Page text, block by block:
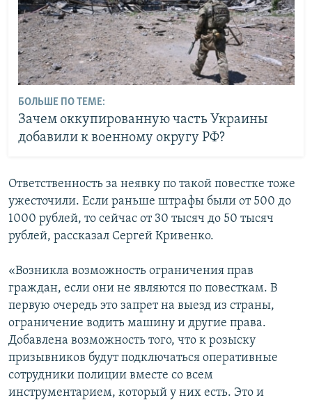
БОЛЬШЕ ПО ТЕМЕ:
Зачем оккупированную часть Украины
добавили к военному округу РФ?
Ответственность за неявку по такой повестке тоже
ужесточили. Если раньше штрафы были от 500 до
1000 рублей, то сейчас от 30 тысяч до 50 тысяч
рублей, рассказал Сергей Кривенко.
«Возникла возможность ограничения прав
граждан, если они не являются по повесткам. В
первую очередь это запрет на выезд из страны,
ограничение водить машину и другие права.
Добавлена возможность того, что к розыску
призывников будут подключаться оперативные
сотрудники полиции вместе со всем
инструментарием, который у них есть. Это и